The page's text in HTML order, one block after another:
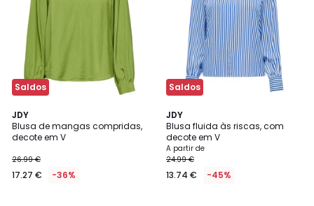
Saldos
JDY
Blusa de mangas compridas,
decote em V
26.99 €
17.27 € -36%
Saldos
JDY
Blusa fluida às riscas, com
decote em V
A partir de
24.99 €
13.74 € -45%
3
/
5
3
Cores